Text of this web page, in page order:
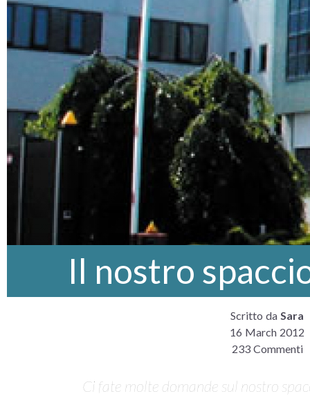
Il nostro
Scritto da Sara
16 March 2012
233 Commenti
Ci fate molte domande sul nostro